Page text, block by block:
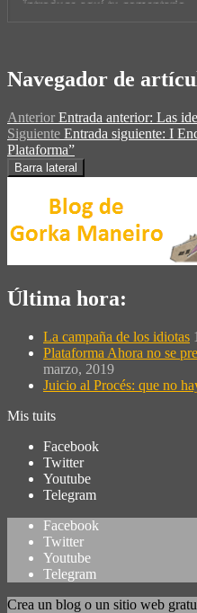
Navegador de
Anterior Entrada anterior: Las
Siguiente Entrada siguiente: I
Plataforma”
Barra lateral
Última hora:
La campaña de los idiotas
Plataforma Ahora no se
marzo, 2019
Juicio al Procés: que no
Mis tuits
Facebook
Twitter
Youtube
Telegram
Facebook
Twitter
Youtube
Telegram
Crea un blog o un sitio web